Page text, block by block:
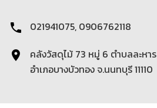
021941075, 0906762118
คลังวัสดุไม้ 73 หมู่ 6 ตําบลละหาร
อำเภอบางบัวทอง จ.นนทบุรี 11110